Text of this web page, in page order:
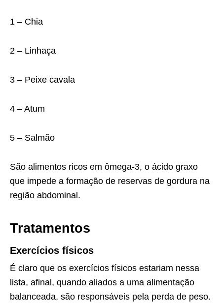
1 – Chia
2 – Linhaça
3 – Peixe cavala
4 – Atum
5 – Salmão
São alimentos ricos em ômega-3, o ácido graxo
que impede a formação de reservas de gordura na
região abdominal.
Tratamentos
Exercícios físicos
É claro que os exercícios físicos estariam nessa
lista, afinal, quando aliados a uma alimentação
balanceada, são responsáveis pela perda de peso.